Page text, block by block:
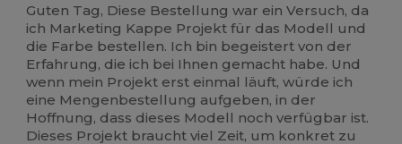
Guten Tag, Diese Bestellung war ein Versuch, da
ich Marketing Kappe Projekt für das Modell und
die Farbe bestellen. Ich bin begeistert von der
Erfahrung, die ich bei Ihnen gemacht habe. Und
wenn mein Projekt erst einmal läuft, würde ich
eine Mengenbestellung aufgeben, in der
Hoffnung, dass dieses Modell noch verfügbar ist.
Dieses Projekt braucht viel Zeit, um konkret zu